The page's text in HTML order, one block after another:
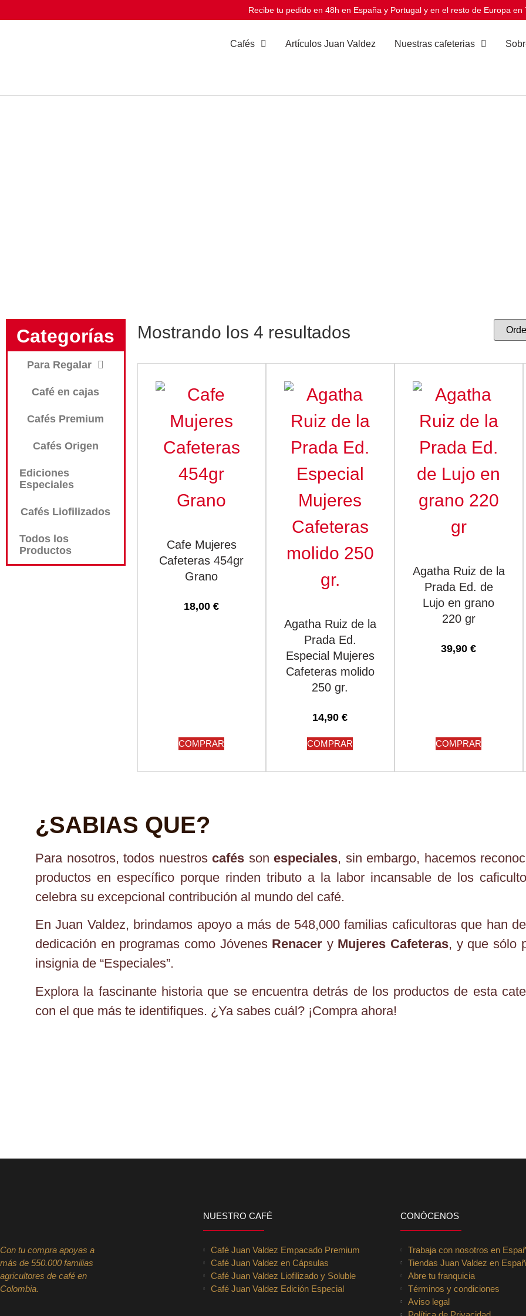
Recibe tu pedido en 48h en España y Portugal y en el resto de Europa en
Cafés Artículos Juan Valdez Nuestras cafeterias
Categorías
Para Regalar
Café en cajas
Cafés Premium
Cafés Origen
Ediciones
Especiales
Cafés Liofilizados
Todos los
Productos
Mostrando los 4 resultados
Cafe Mujeres
Cafeteras 454gr
Grano
18,00€
COMPRAR
Agatha Ruiz de la
Prada Ed.
Especial Mujeres
Cafeteras molido
250 gr.
14,90€
COMPRAR
Agatha Ruiz de la
Prada Ed. de
Lujo en grano
220 gr
39,90€
COMPRAR
¿SABIAS QUE?
Para nosotros, todos nuestros cafés son especiales, sin embargo, hacemos
productos en específico porque rinden tributo a la labor incansable de los
celebra su excepcional contribución al mundo del café.
En Juan Valdez, brindamos apoyo a más de 548,000 familias caficultoras que han
dedicación en programas como Jóvenes Renacer y Mujeres Cafeteras, y que sólo
insignia de “Especiales”.
Explora la fascinante historia que se encuentra detrás de los productos de esta
con el que más te identifiques. ¿Ya sabes cuál? ¡Compra ahora!
Con tu compra apoyas a
más de 550.000 familias
agricultores de café en
Colombia.
NUESTRO CAFÉ
Café Juan Valdez Empacado Premium
Café Juan Valdez en Cápsulas
Café Juan Valdez Liofilizado y Soluble
Café Juan Valdez Edición Especial
CONÓCENOS
Trabaja con nosotros en
Tiendas Juan Valdez en
Abre tu franquicia
Términos y condiciones
Aviso legal